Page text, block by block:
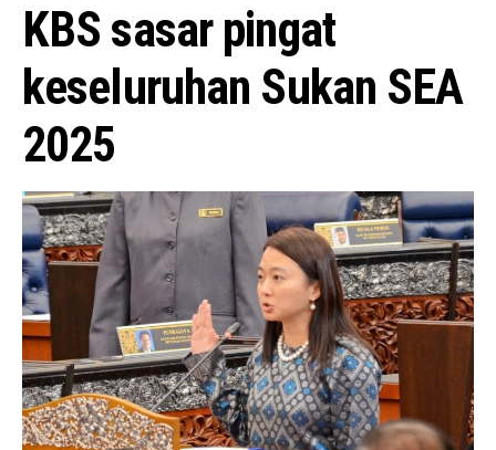
KBS sasar pingat
keseluruhan Sukan SEA
2025